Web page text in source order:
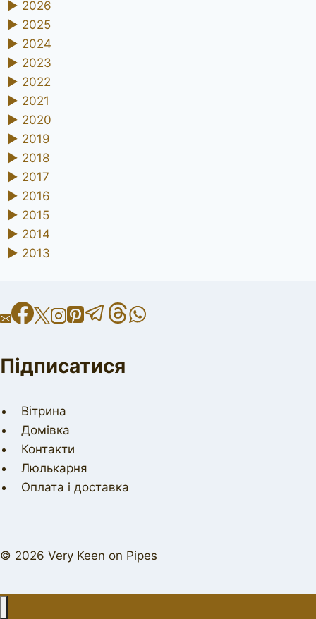
► 2026
► 2025
► 2024
► 2023
► 2022
► 2021
► 2020
► 2019
► 2018
► 2017
► 2016
► 2015
► 2014
► 2013
Підписатися
Вітрина
Домівка
Контакти
Люлькарня
Оплата і доставка
© 2026 Very Keen on Pipes